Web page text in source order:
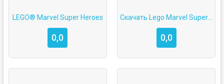
LEGO® Marvel Super Heroes
0,0
Скачать Lego Marvel Super Heroes на Android
0,0